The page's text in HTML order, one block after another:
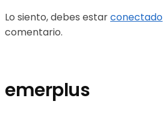
Lo siento, debes estarconectado
comentario.
emerplus